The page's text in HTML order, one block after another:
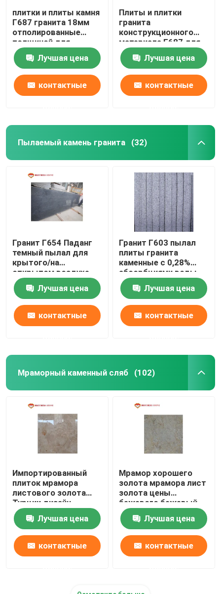
плитки и плиты камня
Г687 гранита 18мм
отполированные
толщиной для
украшения
Лучшая цена
контактные
Плиты и плитки
гранита
конструкционного
материала Г687 для
плит плиток пола
стеныЛучшая цена
контактные
Пылаемый камень гранита (32)
Гранит Г654 Паданг
темный пылал для
крытого/на
открытом воздухе
пола вымощая
Лучшая цена
контактные
Гранит Г603 пылал
плиты гранита
каменные с 0,28%
абсорбциями воды
Лучшая цена
контактные
Мраморный каменный сляб (102)
Импортированный
плиток мрамора
листового золота
Турции дизайн
настила королевских
итальянский
мраморный
Лучшая цена
контактные
Мрамор хорошего
золота мрамора лист
золота цены
бежевого бежевый
для домашнего
дизайна виска
мрамора украшения
для дома
Лучшая цена
контактные